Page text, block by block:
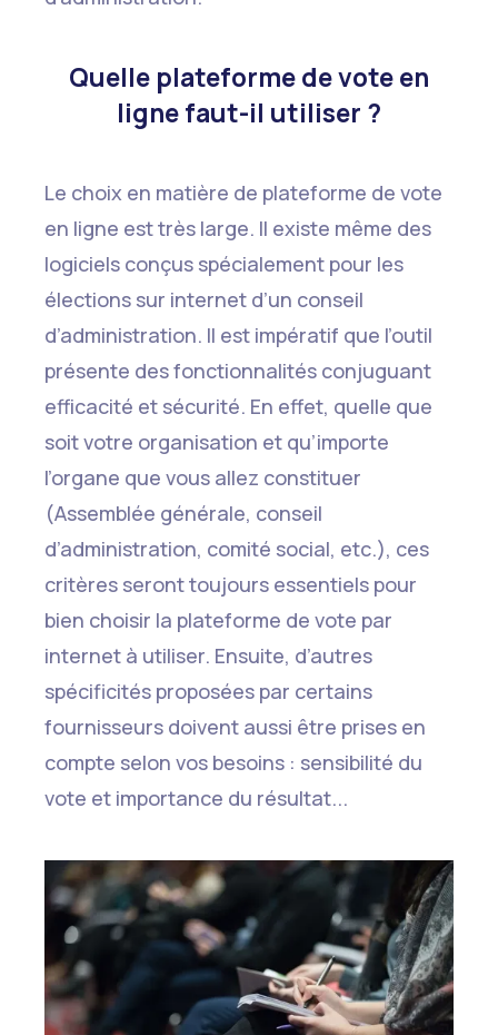
Quelle plateforme de vote en
ligne faut-il utiliser ?
Le choix en matière de plateforme de vote
en ligne est très large. Il existe même des
logiciels conçus spécialement pour les
élections sur internet d’un conseil
d’administration. Il est impératif que l’outil
présente des fonctionnalités conjuguant
efficacité et sécurité. En effet, quelle que
soit votre organisation et qu’importe
l’organe que vous allez constituer
(Assemblée générale, conseil
d’administration, comité social, etc.), ces
critères seront toujours essentiels pour
bien choisir la plateforme de vote par
internet à utiliser. Ensuite, d’autres
spécificités proposées par certains
fournisseurs doivent aussi être prises en
compte selon vos besoins : sensibilité du
vote et importance du résultat...